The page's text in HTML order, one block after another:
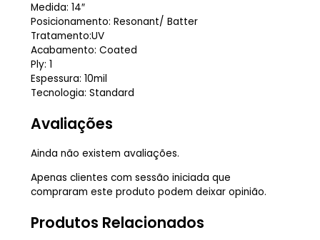
Medida: 14″
Posicionamento: Resonant/ Batter
Tratamento:UV
Acabamento: Coated
Ply: 1
Espessura: 10mil
Tecnologia: Standard
Avaliações
Ainda não existem avaliações.
Apenas clientes com sessão iniciada que
compraram este produto podem deixar opinião.
Produtos Relacionados